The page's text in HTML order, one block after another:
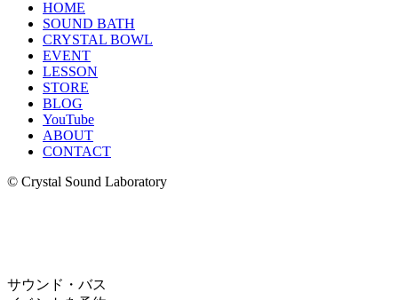
HOME
SOUND BATH
CRYSTAL BOWL
EVENT
LESSON
STORE
BLOG
YouTube
ABOUT
CONTACT
© Crystal Sound Laboratory
サウンド・バス